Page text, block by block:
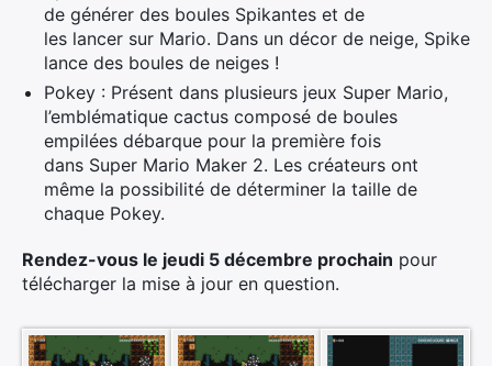
de générer des boules Spikantes et de
les lancer sur Mario. Dans un décor de neige, Spike
lance des boules de neiges !
Pokey : Présent dans plusieurs jeux Super Mario,
l’emblématique cactus composé de boules
empilées débarque pour la première fois
dans Super Mario Maker 2. Les créateurs ont
même la possibilité de déterminer la taille de
chaque Pokey.
Rendez-vous le jeudi 5 décembre prochain pour
télécharger la mise à jour en question.